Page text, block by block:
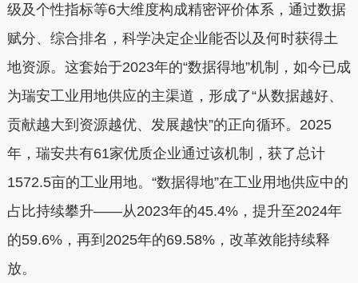
级及个性指标等6大维度构成精密评价体系，通过数据
赋分、综合排名，科学决定企业能否以及何时获得土
地资源。这套始于2023年的“数据得地”机制，如今已成
为瑞安工业用地供应的主渠道，形成了“从数据越好、
贡献越大到资源越优、发展越快”的正向循环。2025
年，瑞安共有61家优质企业通过该机制，获了总计
1572.5亩的工业用地。“数据得地”在工业用地供应中的
占比持续攀升——从2023年的45.4%，提升至2024年
的59.6%，再到2025年的69.58%，改革效能持续释
放。